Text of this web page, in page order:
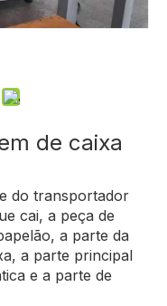
de caixa
do transportador
cai, a peça de
a parte da
a parte principal
e a parte de